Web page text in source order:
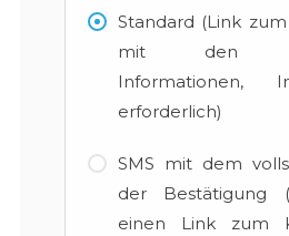
Standard (Link
mit den
Informationen,
erforderlich)
SMS mit dem
der Bestätigung
einen Link zum